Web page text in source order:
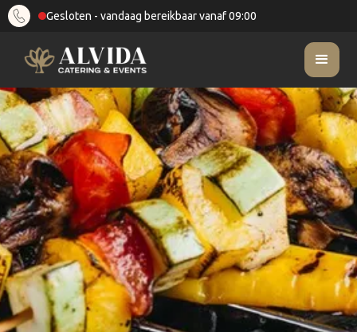
Gesloten - vandaag bereikbaar vanaf 09:00